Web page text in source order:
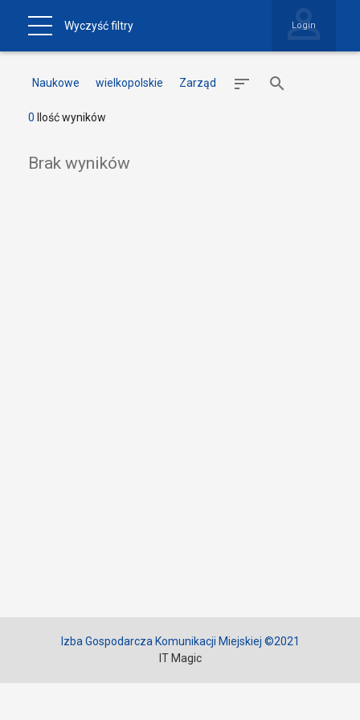
Wyczyść filtry Login
Naukowe wielkopolskie Zarząd
0 Ilość wyników
Brak wyników
Izba Gospodarcza Komunikacji Miejskiej ©2021
IT Magic